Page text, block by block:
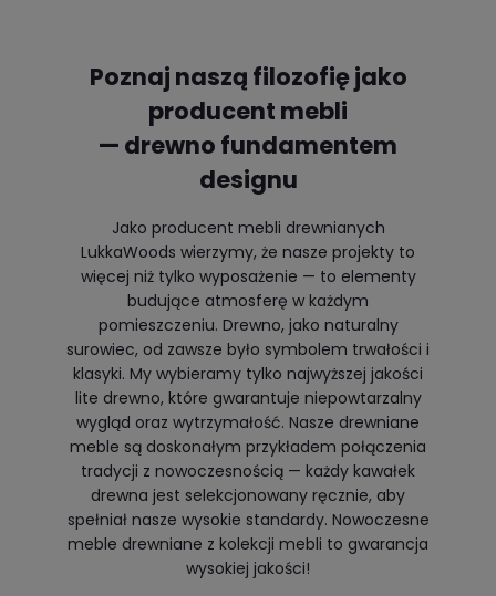
Poznaj naszą filozofię jako
producent mebli
— drewno fundamentem
designu
Jako producent mebli drewnianych
LukkaWoods wierzymy, że nasze projekty to
więcej niż tylko wyposażenie — to elementy
budujące atmosferę w każdym
pomieszczeniu. Drewno, jako naturalny
surowiec, od zawsze było symbolem trwałości i
klasyki. My wybieramy tylko najwyższej jakości
lite drewno, które gwarantuje niepowtarzalny
wygląd oraz wytrzymałość. Nasze drewniane
meble są doskonałym przykładem połączenia
tradycji z nowoczesnością — każdy kawałek
drewna jest selekcjonowany ręcznie, aby
spełniał nasze wysokie standardy. Nowoczesne
meble drewniane z kolekcji mebli to gwarancja
wysokiej jakości!